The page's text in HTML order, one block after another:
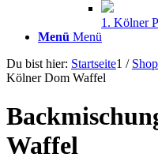
1. Kölner
Menü Menü
Du bist hier: Startseite1 / Shop
Kölner Dom Waffel
Waffel